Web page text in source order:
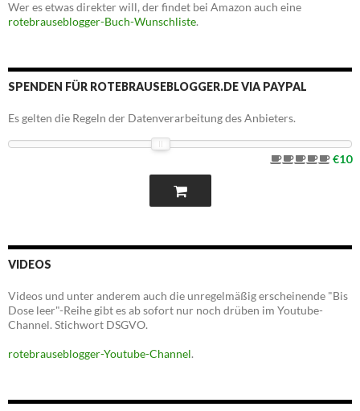
Wer es etwas direkter will, der findet bei Amazon auch eine
rotebrauseblogger-Buch-Wunschliste.
SPENDEN FÜR ROTEBRAUSEBLOGGER.DE VIA PAYPAL
Es gelten die Regeln der Datenverarbeitung des Anbieters.
€10
VIDEOS
Videos und unter anderem auch die unregelmäßig erscheinende "Bis
Dose leer"-Reihe gibt es ab sofort nur noch drüben im Youtube-
Channel. Stichwort DSGVO.
rotebrauseblogger-Youtube-Channel.